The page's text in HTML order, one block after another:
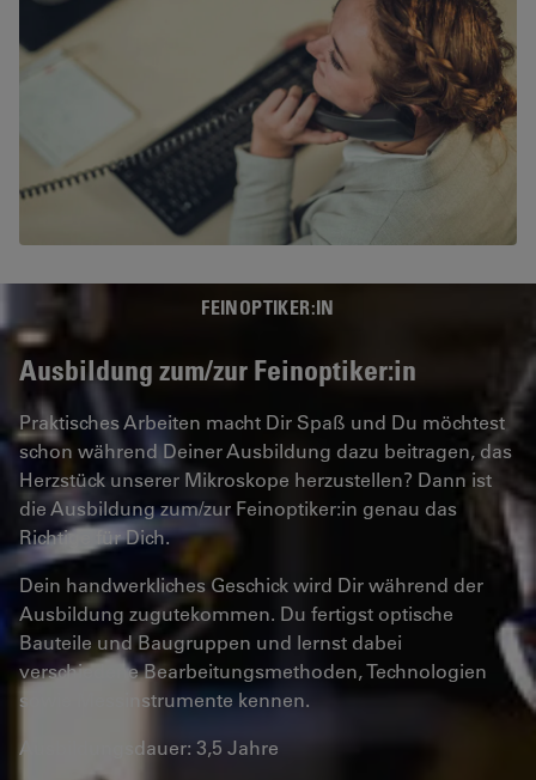
FEINOPTIKER:IN
Ausbildung zum/zur Feinoptiker:in
Praktisches Arbeiten macht Dir Spaß und Du möchtest
schon während Deiner Ausbildung dazu beitragen, das
Herzstück unserer Mikroskope herzustellen? Dann ist
die Ausbildung zum/zur Feinoptiker:in genau das
Richtige für Dich.
Dein handwerkliches Geschick wird Dir während der
Ausbildung zugutekommen. Du fertigst optische
Bauteile und Baugruppen und lernst dabei
verschiedene Bearbeitungsmethoden, Technologien
sowie Messinstrumente kennen.
Ausbildungsdauer: 3,5 Jahre